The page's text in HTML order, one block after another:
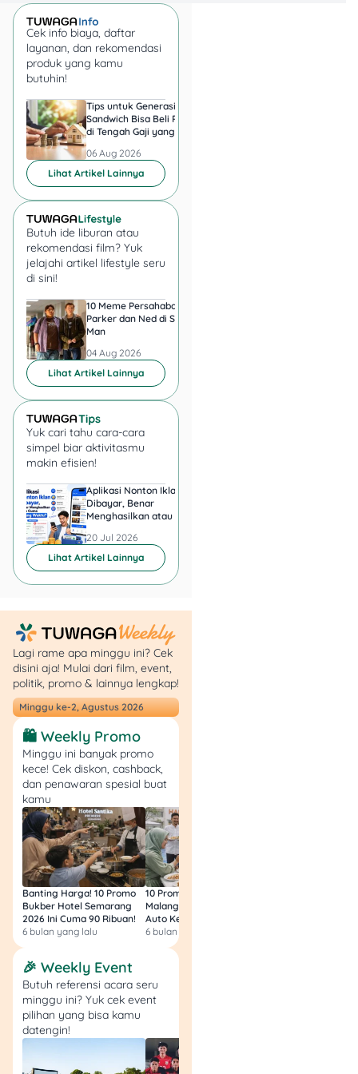
maksimal usia 25
tahun per 1 Juli 2025.
Lulusan dua tahun
terakhir juga boleh
daftar.
Punya prestasi
akademik yang
stabil.
Wajib punya salah
satu dari dokumen:
Surat keterangan
kelas 12 / SKL
(dengan foto &
stempel resmi
lulusan 2 tahun
terakhir)
Harus punya nilai
UTBK 2025.
Langkah Pendaftaran:
Buka situs resmi
https://um.ugm.ac.id
Buat akun danlogin,
lalu isi data diri dan
pilih dua prodi (boleh
campur sarjana &
sarjana terapan).
keterangan/ijazah,
foto, dll), lalu kunci
data.
Pilih lokasi ujian
(Jogja atau Jakarta)
dan dapatkan kode
pembayaran.
Bayar biaya
pendaftaran lewat
bank/virtual account
Setelah bayar, cetak
Bukti Peserta Ujian.
Cetak Kartu Ujian 3
hari sebelum tes
dimulai (pukul 15.00
WIB).
Ikuti tes sesuai
jadwal yang tertera.
Cek hasil seleksi
tanggal 19 Juli 2025.
Biaya Pendaftaran UM
UGM 2025
Sama seperti seleksi jalur
ujian mandiri di perguruan
Cek info biaya, daftar
layanan, dan rekomendasi
produk yang kamu
butuhin!
Tips untuk Generasi
Sandwich Bisa Beli Rumah
di Tengah Gaji yang
06 Aug 2026
Lihat Artikel Lainnya
Butuh ide liburan atau
rekomendasi film? Yuk
jelajahi artikel lifestyle seru
di sini!
10 Meme Persahabatan
Parker dan Ned di Spider-
Man
04 Aug 2026
Lihat Artikel Lainnya
Yuk cari tahu cara-cara
simpel biar aktivitasmu
makin efisien!
Aplikasi Nonton Iklan
Dibayar, Benar
Menghasilkan atau Cuma
20 Jul 2026
Lihat Artikel Lainnya
Lagi rame apa minggu ini? Cek
disini aja! Mulai dari film, event,
politik, promo & lainnya lengkap!
Minggu ke-2, Agustus 2026
🛍️ Weekly Promo
Minggu ini banyak promo
kece! Cek diskon, cashback,
dan penawaran spesial buat
kamu
Banting Harga! 10 Promo
Bukber Hotel Semarang
2026 Ini Cuma 90 Ribuan!
6 bulan yang lalu
10 Promo Bukber Hotel
Malang 2026: Start 75rb,
Auto Kenyang!
6 bulan yang lalu
🎉 Weekly Event
Butuh referensi acara seru
minggu ini? Yuk cek event
pilihan yang bisa kamu
datengin!